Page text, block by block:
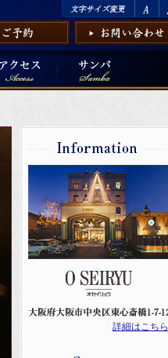
ンフォメーション
詳細はこちら